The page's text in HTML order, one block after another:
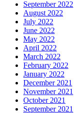
September 2022
August 2022
July 2022
June 2022
May 2022
April 2022
March 2022
February 2022
January 2022
December 2021
November 2021
October 2021
September 2021